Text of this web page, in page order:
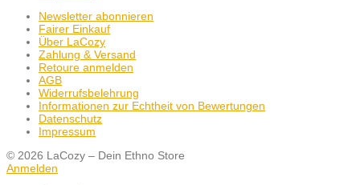
Newsletter abonnieren
Fairer Einkauf
Über LaCozy
Zahlung & Versand
Retoure anmelden
AGB
Widerrufsbelehrung
Informationen zur Echtheit von Bewertungen
Datenschutz
Impressum
© 2026 LaCozy – Dein Ethno Store
Anmelden